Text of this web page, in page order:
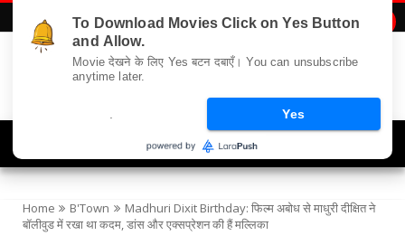
Home B'Town
Madhuri Dixit Birthday: फिल्म अबोध से माधुरी दीक्षित ने
बॉलीवुड में रखा था कदम, डांस और एक्सप्रेशन की हैं मल्लिका
To Download Movies Click on Yes Button
and Allow.
Movie देखने के लिए Yes बटन दबाएँ। You can unsubscribe
anytime later.
Yes